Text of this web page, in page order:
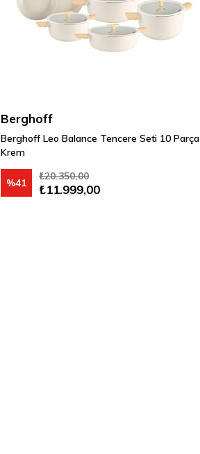
Berghoff
Berghoff Leo Balance Tencere Seti 10 Parça
Krem
₺11.999,00
₺20.350,00
%41